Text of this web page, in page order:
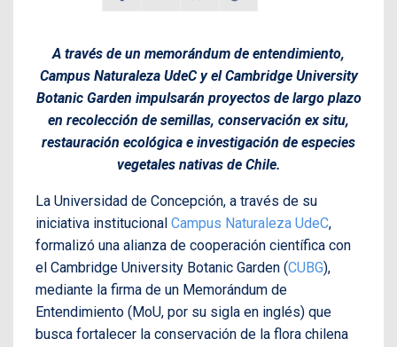
A través de un memorándum de entendimiento,
Campus Naturaleza UdeC y el Cambridge University
Botanic Garden impulsarán proyectos de largo plazo
en recolección de semillas, conservación ex situ,
restauración ecológica e investigación de especies
vegetales nativas de Chile.
La Universidad de Concepción, a través de su
iniciativa institucional Campus Naturaleza UdeC,
formalizó una alianza de cooperación científica con
el Cambridge University Botanic Garden (CUBG),
mediante la firma de un Memorándum de
Entendimiento (MoU, por su sigla en inglés) que
busca fortalecer la conservación de la flora chilena